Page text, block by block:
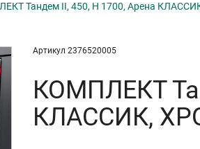
Тандем II, 450, H 1700, Арена
Артикул 2376520005
КОМПЛЕКТ
КЛАССИК,